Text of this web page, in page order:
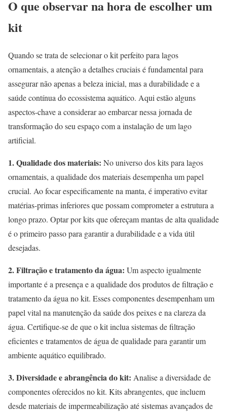
O que observar na hora de escolher um
kit
Quando se trata de selecionar o kit perfeito para lagos
ornamentais, a atenção a detalhes cruciais é fundamental para
assegurar não apenas a beleza inicial, mas a durabilidade e a
saúde contínua do ecossistema aquático. Aqui estão alguns
aspectos-chave a considerar ao embarcar nessa jornada de
transformação do seu espaço com a instalação de um lago
artificial.
1. Qualidade dos materiais: No universo dos kits para lagos
ornamentais, a qualidade dos materiais desempenha um papel
crucial. Ao focar especificamente na manta, é imperativo evitar
matérias-primas inferiores que possam comprometer a estrutura a
longo prazo. Optar por kits que ofereçam mantas de alta qualidade
é o primeiro passo para garantir a durabilidade e a vida útil
desejadas.
2. Filtração e tratamento da água: Um aspecto igualmente
importante é a presença e a qualidade dos produtos de filtração e
tratamento da água no kit. Esses componentes desempenham um
papel vital na manutenção da saúde dos peixes e na clareza da
água. Certifique-se de que o kit inclua sistemas de filtração
eficientes e tratamentos de água de qualidade para garantir um
ambiente aquático equilibrado.
3. Diversidade e abrangência do kit: Analise a diversidade de
componentes oferecidos no kit. Kits abrangentes, que incluem
desde materiais de impermeabilização até sistemas avançados de